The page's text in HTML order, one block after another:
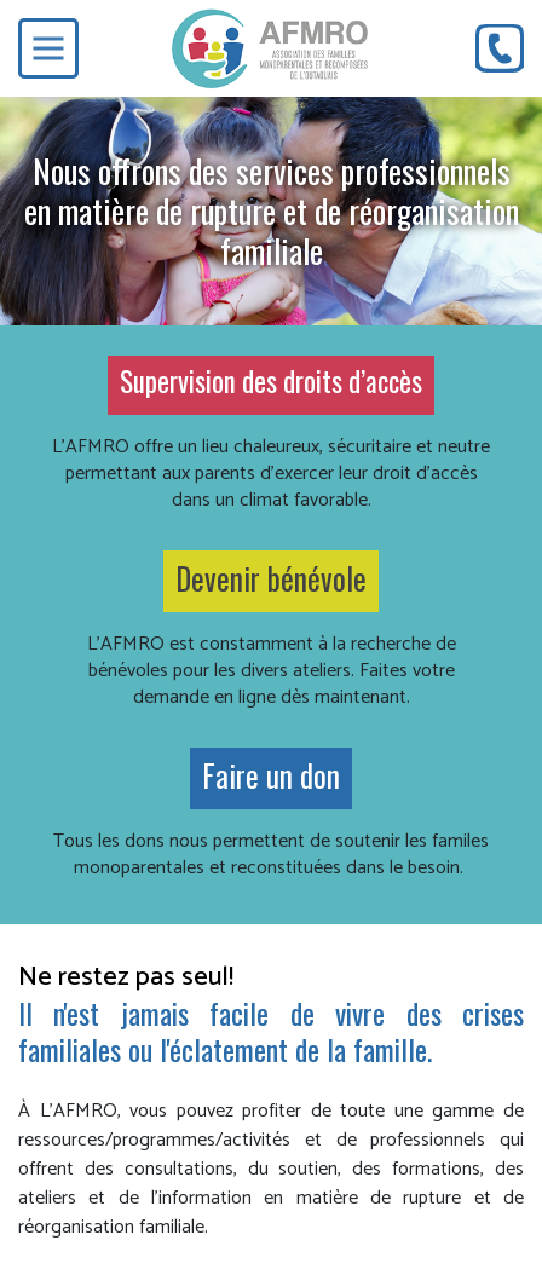
Nous offrons des services professionnels
en matière de rupture et de réorganisation
familiale
Supervision des droits d’accès
L’AFMRO offre un lieu chaleureux, sécuritaire et neutre
permettant aux parents d’exercer leur droit d’accès
dans un climat favorable.
Devenir bénévole
L’AFMRO est constamment à la recherche de
bénévoles pour les divers ateliers. Faites votre
demande en ligne dès maintenant.
Faire un don
Tous les dons nous permettent de soutenir les familes
monoparentales et reconstituées dans le besoin.
Ne restez pas seul!
Il n'est jamais facile de vivre des crises
familiales ou l'éclatement de la famille.
À L’AFMRO, vous pouvez profiter de toute une gamme de
ressources/programmes/activités et de professionnels qui
offrent des consultations, du soutien, des formations, des
ateliers et de l’information en matière de rupture et de
réorganisation familiale.